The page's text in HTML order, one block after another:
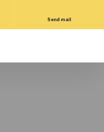
Send mail